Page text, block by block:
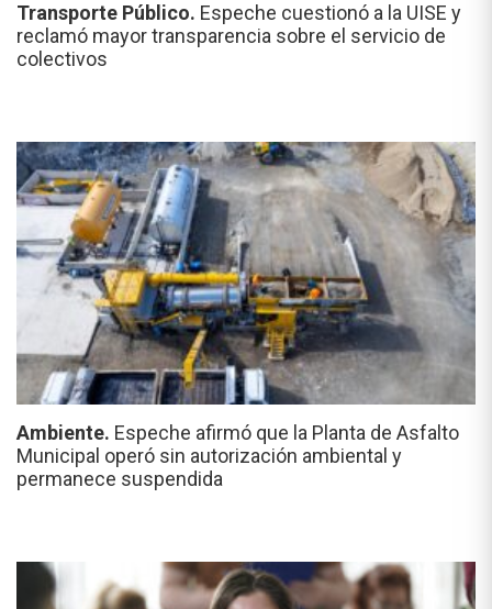
Transporte Público. Espeche cuestionó a la UISE y
reclamó mayor transparencia sobre el servicio de
colectivos
Ambiente. Espeche afirmó que la Planta de Asfalto
Municipal operó sin autorización ambiental y
permanece suspendida